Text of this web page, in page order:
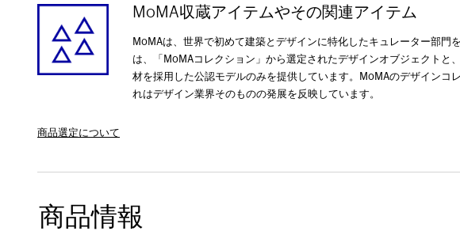
MoMA収蔵アイテムやその関連アイテム
MoMAは、世界で初めて建築とデザインに特化したキュレーター部門
は、「MoMAコレクション」から選定されたデザインオブジェクトと
材を採用した公認モデルのみを提供しています。MoMAのデザインコ
れはデザイン業界そのものの発展を反映しています。
商品選定について
商品情報